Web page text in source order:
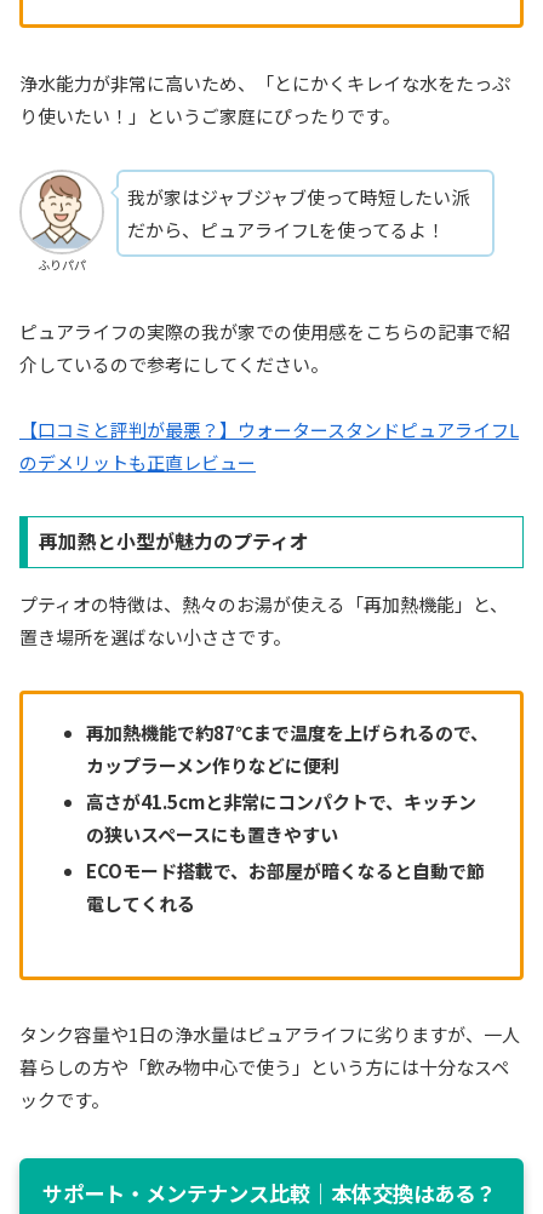
浄水能力が非常に高いため、「とにかくキレイな水をたっぷ
り使いたい！」というご家庭にぴったりです。
ふりパパ
我が家はジャブジャブ使って時短したい派
だから、ピュアライフLを使ってるよ！
ピュアライフの実際の我が家での使用感をこちらの記事で紹
介しているので参考にしてください。
【口コミと評判が最悪？】ウォータースタンドピュアライフL
のデメリットも正直レビュー
再加熱と小型が魅力のプティオ
プティオの特徴は、熱々のお湯が使える「再加熱機能」と、
置き場所を選ばない小ささです。
再加熱機能で約87℃まで温度を上げられるので、
カップラーメン作りなどに便利
高さが41.5cmと非常にコンパクトで、キッチン
の狭いスペースにも置きやすい
ECOモード搭載で、お部屋が暗くなると自動で節
電してくれる
タンク容量や1日の浄水量はピュアライフに劣りますが、一人
暮らしの方や「飲み物中心で使う」という方には十分なスペ
ックです。
サポート・メンテナンス比較｜本体交換はある？